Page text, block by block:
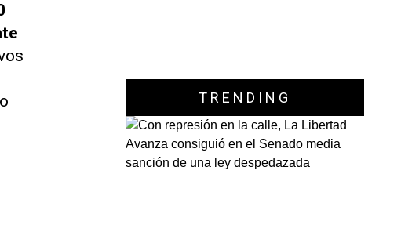
TRENDING